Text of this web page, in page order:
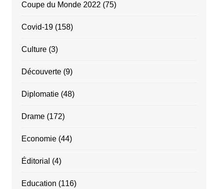
Coupe du Monde 2022 (75)
Covid-19(158)
Culture(3)
Découverte(9)
Diplomatie(48)
Drame(172)
Economie(44)
Éditorial (4)
Education (116)